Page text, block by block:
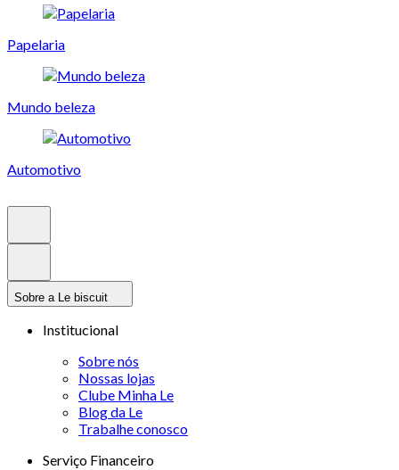
Papelaria
Mundo beleza
Automotivo
Sobre a Le biscuit
Institucional
Sobre nós
Nossas lojas
Clube Minha Le
Blog da Le
Trabalhe conosco
Serviço Financeiro